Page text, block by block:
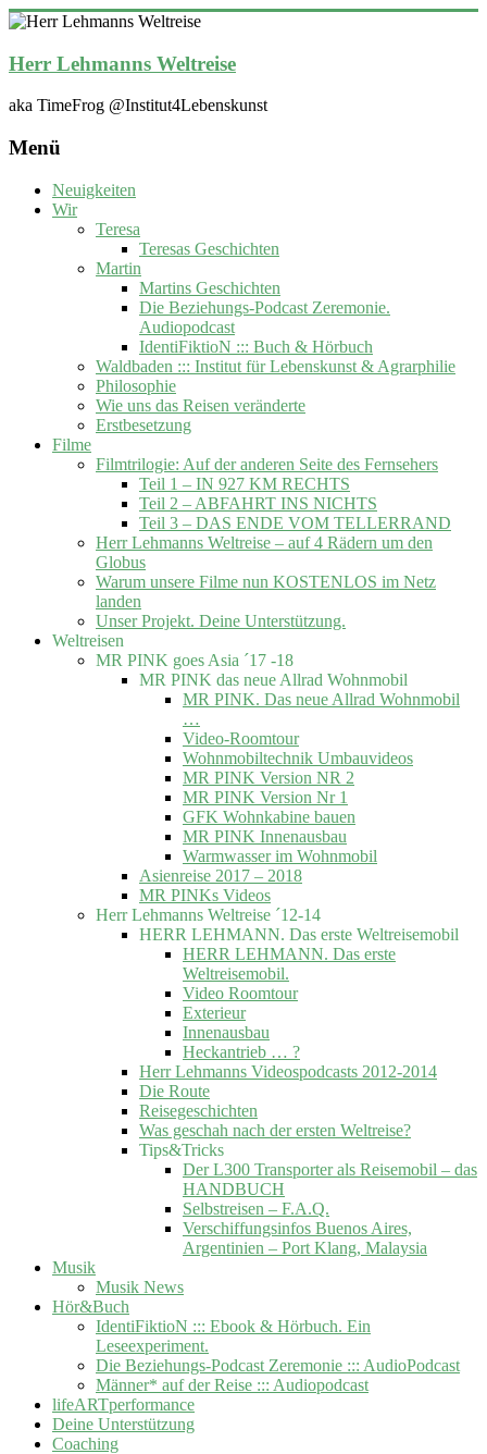
Zum
springen
Herr Lehmanns Weltreise
aka TimeFrog @Institut4Lebenskunst
Menü
Neuigkeiten
Wir
Teresa
Teresas Geschichten
Martin
Martins Geschichten
Die Beziehungs-Podcast Zeremonie.
Audiopodcast
IdentiFiktioN ::: Buch & Hörbuch
Waldbaden ::: Institut für Lebenskunst & Agrarphilie
Philosophie
Wie uns das Reisen veränderte
Erstbesetzung
Filme
Filmtrilogie: Auf der anderen Seite des Fernsehers
Teil 1 – IN 927 KM RECHTS
Teil 2 – ABFAHRT INS NICHTS
Teil 3 – DAS ENDE VOM TELLERRAND
Herr Lehmanns Weltreise – auf 4 Rädern um den
Globus
Warum unsere Filme nun KOSTENLOS im Netz
landen
Unser Projekt. Deine Unterstützung.
Weltreisen
MR PINK goes Asia ´17 -18
MR PINK das neue Allrad Wohnmobil
MR PINK. Das neue Allrad Wohnmobil
…
Video-Roomtour
Wohnmobiltechnik Umbauvideos
MR PINK Version NR 2
MR PINK Version Nr 1
GFK Wohnkabine bauen
MR PINK Innenausbau
Warmwasser im Wohnmobil
Asienreise 2017 – 2018
MR PINKs Videos
Herr Lehmanns Weltreise ´12-14
HERR LEHMANN. Das erste Weltreisemobil
HERR LEHMANN. Das erste
Weltreisemobil.
Video Roomtour
Exterieur
Innenausbau
Heckantrieb … ?
Herr Lehmanns Videospodcasts 2012-2014
Die Route
Reisegeschichten
Was geschah nach der ersten Weltreise?
Tips&Tricks
Der L300 Transporter als Reisemobil – das
HANDBUCH
Selbstreisen – F.A.Q.
Verschiffungsinfos Buenos Aires,
Argentinien – Port Klang, Malaysia
Musik
Musik News
Hör&Buch
IdentiFiktioN ::: Ebook & Hörbuch. Ein
Leseexperiment.
Die Beziehungs-Podcast Zeremonie ::: AudioPodcast
Männer* auf der Reise ::: Audiopodcast
lifeARTperformance
Deine Unterstützung
Coaching